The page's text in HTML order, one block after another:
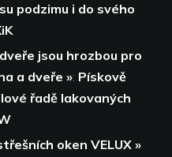
podzimu i do svého
jsou hrozbou pro
a dveře »: Pískově
řadě lakovaných
oken VELUX »